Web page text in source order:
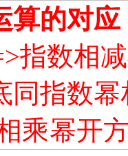
算的对应
指数相
同指数
乘幂开